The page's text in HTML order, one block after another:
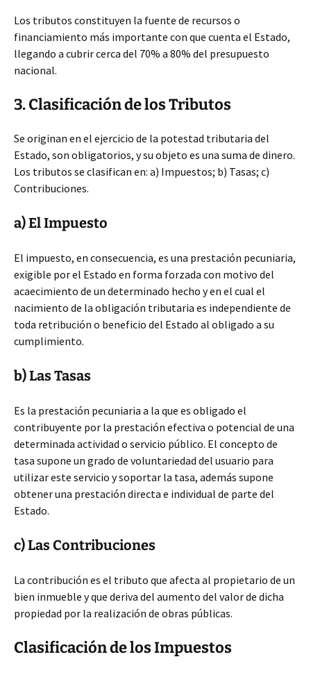
Los tributos constituyen la fuente de recursos o
financiamiento más importante con que cuenta el Estado,
llegando a cubrir cerca del 70% a 80% del presupuesto
nacional.
3. Clasificación de los Tributos
Se originan en el ejercicio de la potestad tributaria del
Estado, son obligatorios, y su objeto es una suma de dinero.
Los tributos se clasifican en: a) Impuestos; b) Tasas; c)
Contribuciones.
a) El Impuesto
El impuesto, en consecuencia, es una prestación pecuniaria,
exigible por el Estado en forma forzada con motivo del
acaecimiento de un determinado hecho y en el cual el
nacimiento de la obligación tributaria es independiente de
toda retribución o beneficio del Estado al obligado a su
cumplimiento.
b) Las Tasas
Es la prestación pecuniaria a la que es obligado el
contribuyente por la prestación efectiva o potencial de una
determinada actividad o servicio público. El concepto de
tasa supone un grado de voluntariedad del usuario para
utilizar este servicio y soportar la tasa, además supone
obtener una prestación directa e individual de parte del
Estado.
c) Las Contribuciones
La contribución es el tributo que afecta al propietario de un
bien inmueble y que deriva del aumento del valor de dicha
propiedad por la realización de obras públicas.
Clasificación de los Impuestos